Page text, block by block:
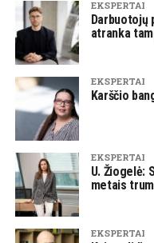
EKSPERTAI
Darbuotojų
atranka
EKSPERTAI
Karščio
EKSPERTAI
U. Žiogelė:
metais
EKSPERTAI